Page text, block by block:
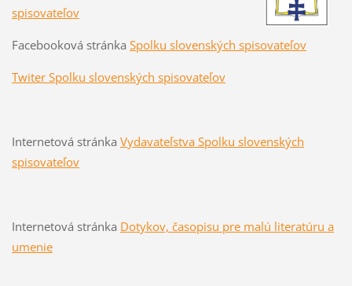
spisovateľov
Facebooková stránka Spolku slovenských spisovateľov
Twiter Spolku slovenských spisovateľov
Internetová stránka Vydavateľstva Spolku slovenských
spisovateľov
Internetová stránka Dotykov, časopisu pre malú literatúru a
umenie